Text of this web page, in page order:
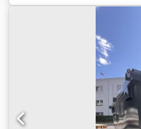
caçamba para aparas,
contentor Disponíveis 8
Capacidade aproximada:
Dimensões aproximadas:
informações, consulte a
estado, conforme as
para carregamento. A
marcação prévia em
por transportadora, por